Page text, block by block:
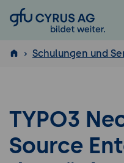
GFU Cyrus AG
Schulungen und
TYPO3
Source